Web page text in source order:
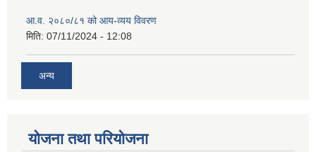
आ.व. २०८०/८१ को आय-व्यय विवरण
मिति: 07/11/2024 - 12:08
अन्य
योजना तथा परियोजना